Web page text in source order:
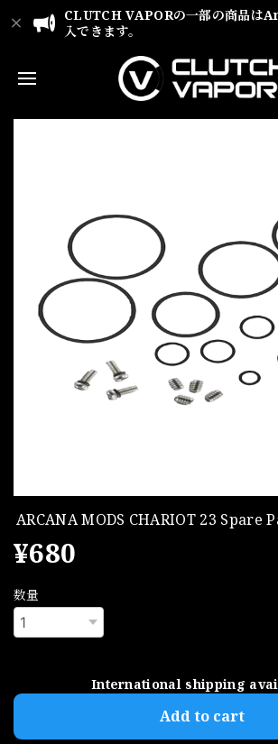
CLUTCH VAPORの一部の商品は
入できます。
ARCANA MODS CHARIOT 23 Spare
¥680
数量
International shipping
Add to cart